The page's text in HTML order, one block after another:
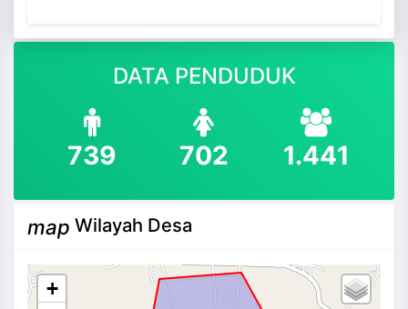
DATA PENDUDUK
739 702 1.441
map Wilayah Desa
+